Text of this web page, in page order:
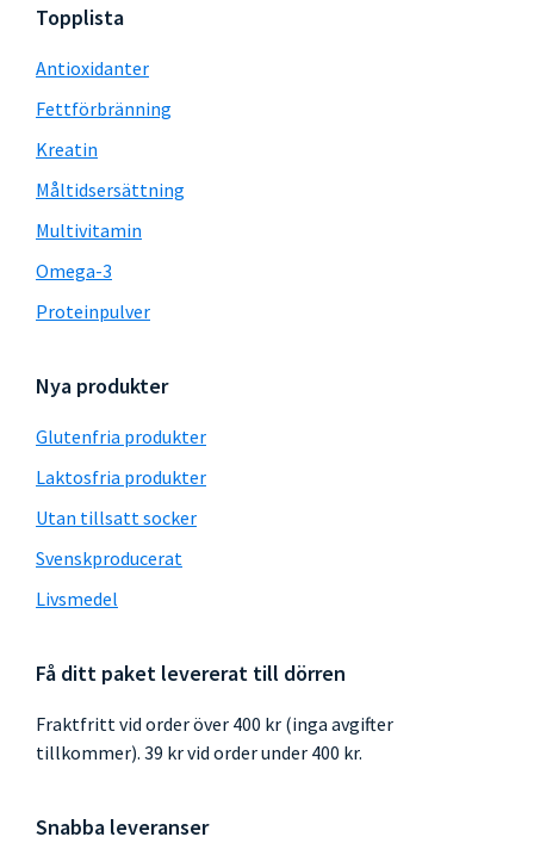
Topplista
Antioxidanter
Fettförbränning
Kreatin
Måltidsersättning
Multivitamin
Omega-3
Proteinpulver
Nya produkter
Glutenfria produkter
Laktosfria produkter
Utan tillsatt socker
Svenskproducerat
Livsmedel
Få ditt paket levererat till dörren
Fraktfritt vid order över 400 kr (inga avgifter
tillkommer). 39 kr vid order under 400 kr.
Snabba leveranser